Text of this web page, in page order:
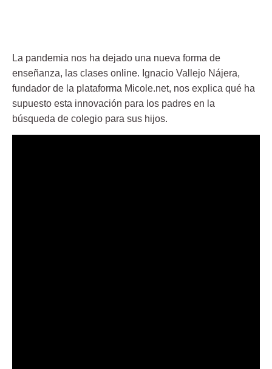
La pandemia nos ha dejado una nueva forma de
enseñanza, las clases online. Ignacio Vallejo Nájera,
fundador de la plataforma Micole.net, nos explica qué ha
supuesto esta innovación para los padres en la
búsqueda de colegio para sus hijos.